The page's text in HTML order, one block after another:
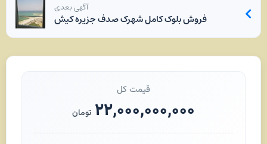
آگهی بعدی
فروش بلوک کامل شهرک صدف جزیره کیش
قیمت کل
۲۲,۰۰۰,۰۰۰,۰۰۰ تومان